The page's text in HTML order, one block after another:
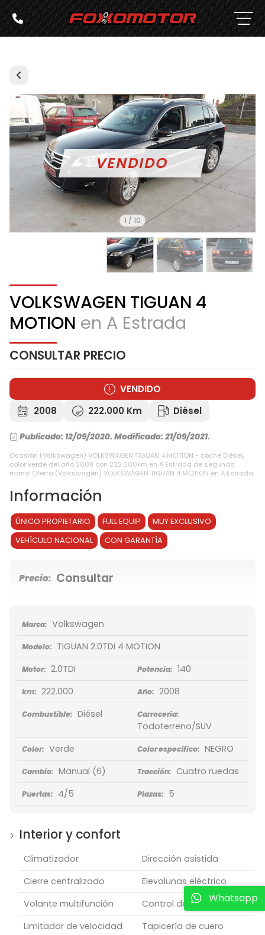
1 / 10
VOLKSWAGEN TIGUAN 4
MOTION en A Estrada
CONSULTAR PRECIO
VENDIDO
2008
222.000 Km Diésel
Publicado: 12/09/2020. Modificado: 21/09/2021.
Ocasión (Volkswagen) VOLKSWAGEN TIGUAN 4 MOTION - coche Diésel,
color verde del año 2008 con 222.000km en A Estrada de segunda
mano. Oferta (Volkswagen) VOLKSWAGEN TIGUAN 4 MOTION en A Estrada.
Información
ÚNICO PROPIETARIO FULL EQUIP
MUY EXCLUSIVO
VEHÍCULO NACIONAL
CON GARANTÍA
Precio: Consultar
Marca: Volkswagen
Modelo: TIGUAN 2.0TDI 4 MOTION
Motor: 2.0TDI Potencia: 140
km: 222.000 Año: 2008
Combustible: Diésel Carroceria:
Todoterreno/SUV
Color: Verde Color específico: NEGRO
Cambio: Manual (6) Tracción: Cuatro ruedas
Puertas: 4/5 Plazas: 5
Interior y confort
Climatizador
Dirección asistida
Cierre centralizado
Elevalunas eléctrico
Volante multifunción
Control de crucero
Limitador de velocidad
Tapicería de cuero
Whatsapp